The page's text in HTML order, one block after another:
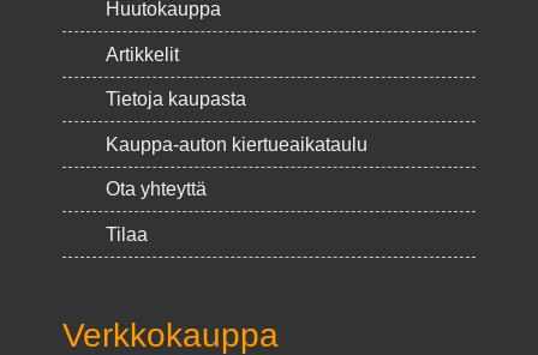
Huutokauppa
Artikkelit
Tietoja kaupasta
Kauppa-auton kiertueaikataulu
Ota yhteyttä
Tilaa
Verkkokauppa